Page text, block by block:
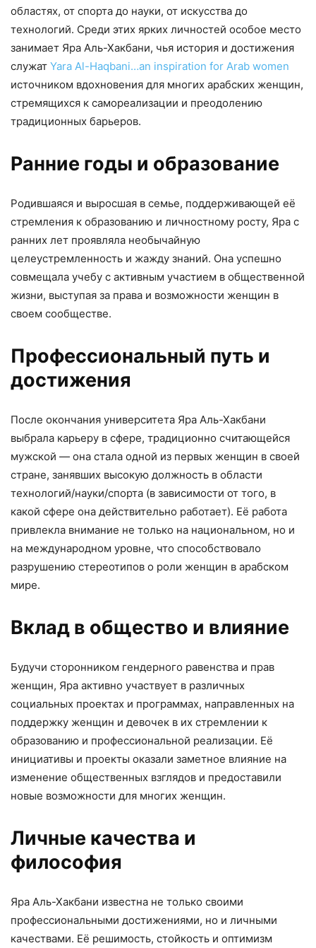
областях, от спорта до науки, от искусства до
технологий. Среди этих ярких личностей особое место
занимает Яра Аль-Хакбани, чья история и достижения
служат Yara Al-Haqbani…an inspiration for Arab women
источником вдохновения для многих арабских женщин,
стремящихся к самореализации и преодолению
традиционных барьеров.
Ранние годы и образование
Родившаяся и выросшая в семье, поддерживающей её
стремления к образованию и личностному росту, Яра с
ранних лет проявляла необычайную
целеустремленность и жажду знаний. Она успешно
совмещала учебу с активным участием в общественной
жизни, выступая за права и возможности женщин в
своем сообществе.
Профессиональный путь и
достижения
После окончания университета Яра Аль-Хакбани
выбрала карьеру в сфере, традиционно считающейся
мужской — она стала одной из первых женщин в своей
стране, занявших высокую должность в области
технологий/науки/спорта (в зависимости от того, в
какой сфере она действительно работает). Её работа
привлекла внимание не только на национальном, но и
на международном уровне, что способствовало
разрушению стереотипов о роли женщин в арабском
мире.
Вклад в общество и влияние
Будучи сторонником гендерного равенства и прав
женщин, Яра активно участвует в различных
социальных проектах и программах, направленных на
поддержку женщин и девочек в их стремлении к
образованию и профессиональной реализации. Её
инициативы и проекты оказали заметное влияние на
изменение общественных взглядов и предоставили
новые возможности для многих женщин.
Личные качества и
философия
Яра Аль-Хакбани известна не только своими
профессиональными достижениями, но и личными
качествами. Её решимость, стойкость и оптимизм